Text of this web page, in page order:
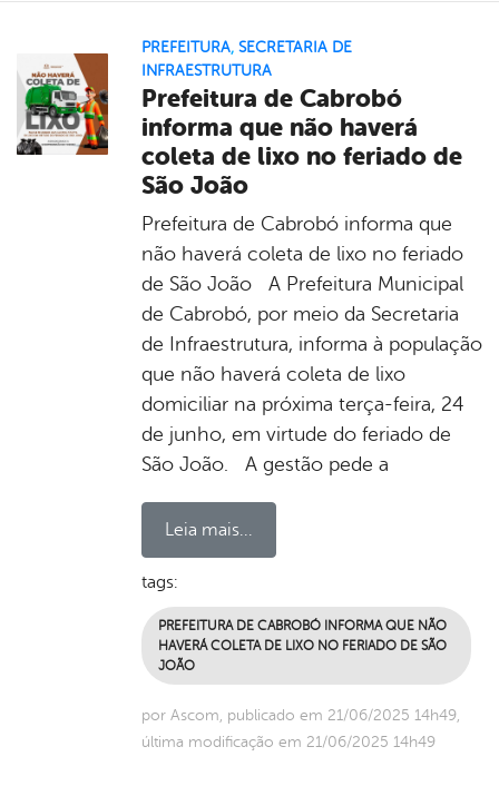
PREFEITURA, SECRETARIA DE
INFRAESTRUTURA
Prefeitura de Cabrobó
informa que não haverá
coleta de lixo no feriado de
São João
Prefeitura de Cabrobó informa que
não haverá coleta de lixo no feriado
de São João A Prefeitura Municipal
de Cabrobó, por meio da Secretaria
de Infraestrutura, informa à população
que não haverá coleta de lixo
domiciliar na próxima terça-feira, 24
de junho, em virtude do feriado de
São João. A gestão pede a
Leia mais...
tags:
PREFEITURA DE CABROBÓ INFORMA QUE NÃO
HAVERÁ COLETA DE LIXO NO FERIADO DE SÃO
JOÃO
por Ascom, publicado em 21/06/2025 14h49,
última modificação em 21/06/2025 14h49